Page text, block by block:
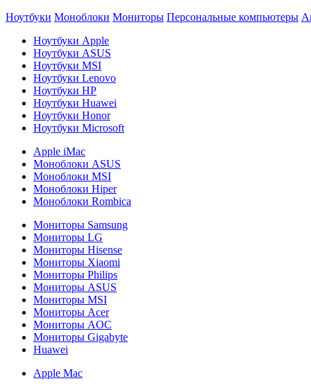
Ноутбуки Моноблоки Мониторы Персональные компьютеры
Ноутбуки Apple
Ноутбуки ASUS
Ноутбуки MSI
Ноутбуки Lenovo
Ноутбуки HP
Ноутбуки Huawei
Ноутбуки Honor
Ноутбуки Microsoft
Apple iMac
Моноблоки ASUS
Моноблоки MSI
Моноблоки Hiper
Моноблоки Rombica
Мониторы Samsung
Мониторы LG
Мониторы Hisense
Мониторы Xiaomi
Мониторы Philips
Мониторы ASUS
Мониторы MSI
Мониторы Acer
Мониторы AOC
Мониторы Gigabyte
Huawei
Apple Mac